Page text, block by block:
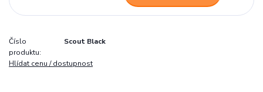
Číslo
produktu:
Scout Black
Hlídat cenu / dostupnost